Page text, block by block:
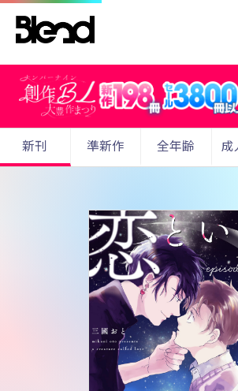
新刊 準新作 全年齢 成